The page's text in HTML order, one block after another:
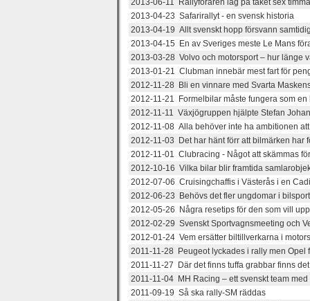
2013-04-23 Safarirallyt - en svensk historia
2013-04-19 Allt svenskt hopp försvann
2013-04-15 En av Sveriges meste Le Mans
2013-03-28 Volvo och motorsport – hur länge
2013-01-21 Clubman innebär mest fart för
2012-11-28 Bli en vinnare med Svarta
2012-11-21 Formelbilar måste fungera som en
2012-11-11 Växjögruppen hjälpte Stefan
2012-11-08 Alla behöver inte ha ambitionen
2012-11-03 Det har hänt förr att bilmärken har
2012-11-01 Clubracing - Något att skämmas
2012-10-16 Vilka bilar blir framtida
2012-07-06 Cruisingchaffis i Västerås i en
2012-06-23 Behövs det fler ungdomar i
2012-05-26 Några resetips för den som vill
2012-02-29 Svenskt Sportvagnsmeeting och
2012-01-24 Vem ersätter biltillverkarna i
2011-11-28 Peugeot lyckades i rally men Opel
2011-11-27 Där det finns tuffa grabbar finns
2011-11-04 MH Racing – ett svenskt team
2011-09-19 Så ska rally-SM räddas